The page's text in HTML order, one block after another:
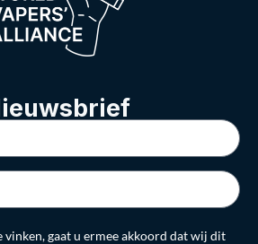
vinken, gaat u ermee akkoord dat wij dit